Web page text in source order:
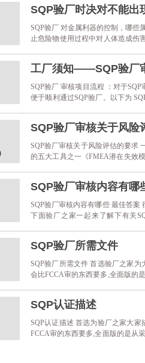
SQP验厂时决对不能出
SQP验厂 对金属利器的控制，哪些
止危险物使用过程中对人体造成伤
工厂须知——SQP验厂
SQP验厂 审核项目流程 ：对于
便于顺利通过SQP验厂。以下为
SQP验厂审核关于风险
SQP验厂审核关于风险评估的要求
的五大工具之一《FMEA潜在失效
SQP验厂审核内容有哪
SQP验厂审核内容有哪些 最佳答
下面验厂之家一起来了解下有关
SQP验厂所需文件
SQP验厂所需文件 首选验厂之家
会比FCCA审的东西要多,全面版的
SQP认证描述
SQP认证描述 首选为验厂之家大
FCCA审的东西要多,全面版的是从